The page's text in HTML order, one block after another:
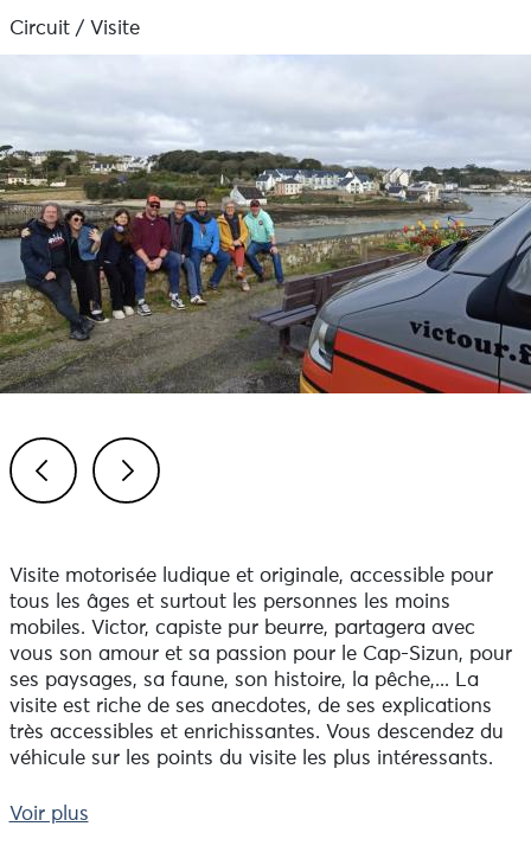
Circuit / Visite
Visite motorisée ludique et originale, accessible pour
tous les âges et surtout les personnes les moins
mobiles. Victor, capiste pur beurre, partagera avec
vous son amour et sa passion pour le Cap-Sizun, pour
ses paysages, sa faune, son histoire, la pêche,... La
visite est riche de ses anecdotes, de ses explications
très accessibles et enrichissantes. Vous descendez du
véhicule sur les points du visite les plus intéressants.
Laissez-vous guider et profiter. Le temps file très vite à
Voir plus